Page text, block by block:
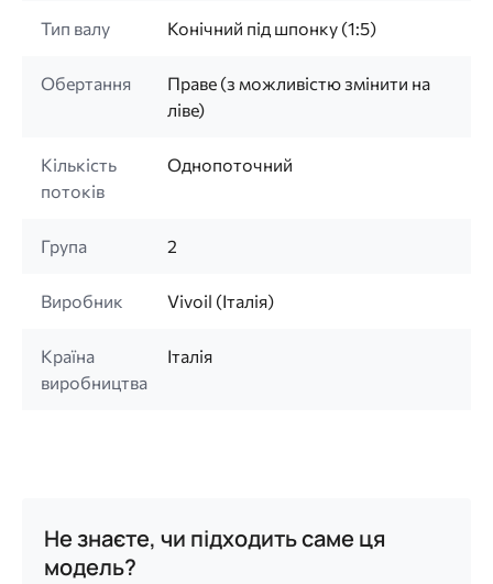
Тип валу Конічний під шпонку (1:5)
Обертання
Праве (з можливістю змінити на
ліве)
Кількість
потоків
Однопоточний
Група 2
Виробник Vivoil (Італія)
Країна
виробництва
Італія
Не знаєте, чи підходить саме ця
модель?